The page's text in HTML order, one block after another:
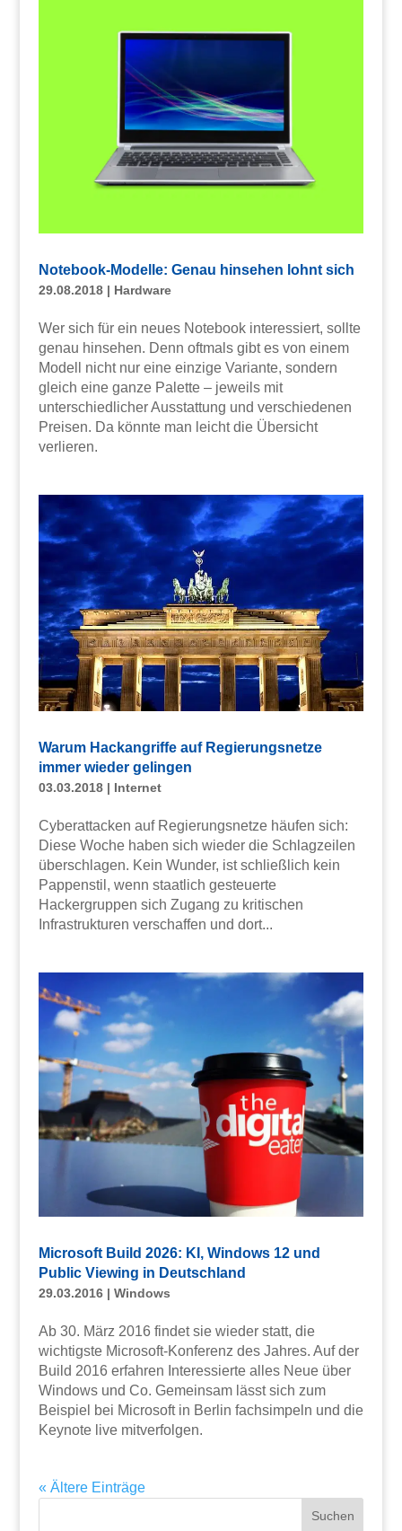
Notebook-Modelle: Genau hinsehen lohnt sich
29.08.2018| Hardware
Wer sich für ein neues Notebook interessiert, sollte
genau hinsehen. Denn oftmals gibt es von einem
Modell nicht nur eine einzige Variante, sondern
gleich eine ganze Palette – jeweils mit
unterschiedlicher Ausstattung und verschiedenen
Preisen. Da könnte man leicht die Übersicht
verlieren.
Warum Hackangriffe auf Regierungsnetze
immer wieder gelingen
03.03.2018| Internet
Cyberattacken auf Regierungsnetze häufen sich:
Diese Woche haben sich wieder die Schlagzeilen
überschlagen. Kein Wunder, ist schließlich kein
Pappenstil, wenn staatlich gesteuerte
Hackergruppen sich Zugang zu kritischen
Infrastrukturen verschaffen und dort...
Microsoft Build 2026: KI, Windows 12 und
Public Viewing in Deutschland
29.03.2016| Windows
Ab 30. März 2016 findet sie wieder statt, die
wichtigste Microsoft-Konferenz des Jahres. Auf der
Build 2016 erfahren Interessierte alles Neue über
Windows und Co. Gemeinsam lässt sich zum
Beispiel bei Microsoft in Berlin fachsimpeln und die
Keynote live mitverfolgen.
« Ältere Einträge